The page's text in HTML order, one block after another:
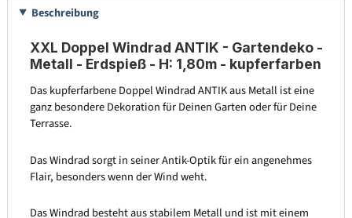
Beschreibung
XXL Doppel Windrad ANTIK - Gartendeko -
Metall - Erdspieß - H: 1,80m - kupferfarben
Das kupferfarbene Doppel Windrad ANTIK aus Metall ist eine
ganz besondere Dekoration für Deinen Garten oder für Deine
Terrasse.
Das Windrad sorgt in seiner Antik-Optik für ein angenehmes
Flair, besonders wenn der Wind weht.
Das Windrad besteht aus stabilem Metall und ist mit einem